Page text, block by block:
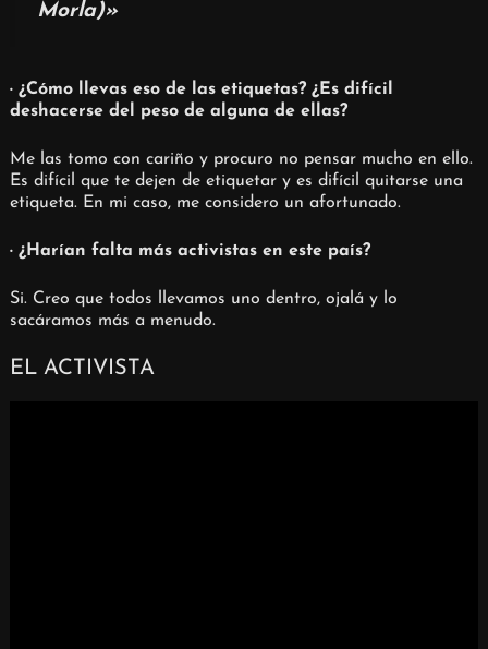
Morla)»
· ¿Cómo llevas eso de las etiquetas? ¿Es difícil
deshacerse del peso de alguna de ellas?
Me las tomo con cariño y procuro no pensar mucho en ello.
Es difícil que te dejen de etiquetar y es difícil quitarse una
etiqueta. En mi caso, me considero un afortunado.
· ¿Harían falta más activistas en este país?
Si. Creo que todos llevamos uno dentro, ojalá y lo
sacáramos más a menudo.
EL ACTIVISTA